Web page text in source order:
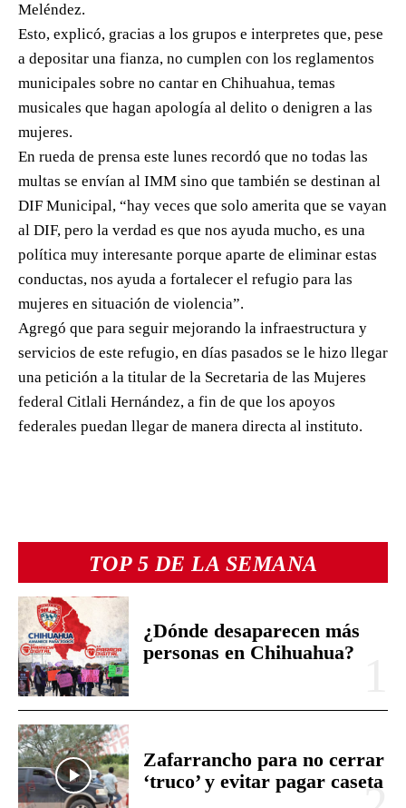
TOP 5 DE LA SEMANA
¿Dónde desaparecen más
personas en Chihuahua?
Zafarrancho para no cerrar
‘truco’ y evitar pagar caseta
Meléndez.
Esto, explicó, gracias a los grupos e interpretes que, pese
a depositar una fianza, no cumplen con los reglamentos
municipales sobre no cantar en Chihuahua, temas
musicales que hagan apología al delito o denigren a las
mujeres.
En rueda de prensa este lunes recordó que no todas las
multas se envían al IMM sino que también se destinan al
DIF Municipal, “hay veces que solo amerita que se vayan
al DIF, pero la verdad es que nos ayuda mucho, es una
política muy interesante porque aparte de eliminar estas
conductas, nos ayuda a fortalecer el refugio para las
mujeres en situación de violencia”.
Agregó que para seguir mejorando la infraestructura y
servicios de este refugio, en días pasados se le hizo llegar
una petición a la titular de la Secretaria de las Mujeres
federal Citlali Hernández, a fin de que los apoyos
federales puedan llegar de manera directa al instituto.